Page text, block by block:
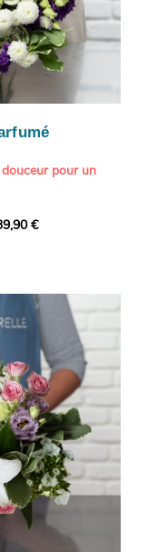
pour un
généreux, imaginé
et de
dévoilent
naturellement
et aérien, vient
pendant que
d’élégance et de
florale.
avec soin pour
plein de
son bel équilibre
cette création
les plus beaux
€